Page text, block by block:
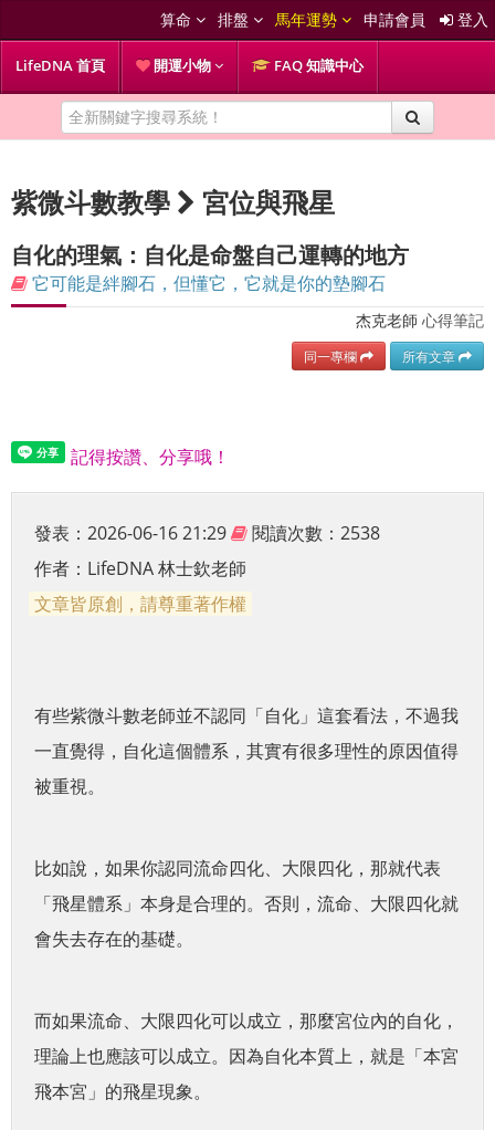
算命 排盤 馬年運勢 申請會員 登入
LifeDNA 首頁 開運小物 FAQ 知識中心
紫微斗數教學 宮位與飛星
自化的理氣：自化是命盤自己運轉的地方
它可能是絆腳石，但懂它，它就是你的墊腳石
杰克老師 心得筆記
同一專欄 所有文章
記得按讚、分享哦！
發表：2026-06-16 21:29
閱讀次數：2538
作者： LifeDNA 林士欽老師
文章皆原創，請尊重著作權
有些紫微斗數老師並不認同「自化」這套看法，不過我
一直覺得，自化這個體系，其實有很多理性的原因值得
被重視。
比如說，如果你認同流命四化、大限四化，那就代表
「飛星體系」本身是合理的。否則，流命、大限四化就
會失去存在的基礎。
而如果流命、大限四化可以成立，那麼宮位內的自化，
理論上也應該可以成立。因為自化本質上，就是「本宮
飛本宮」的飛星現象。